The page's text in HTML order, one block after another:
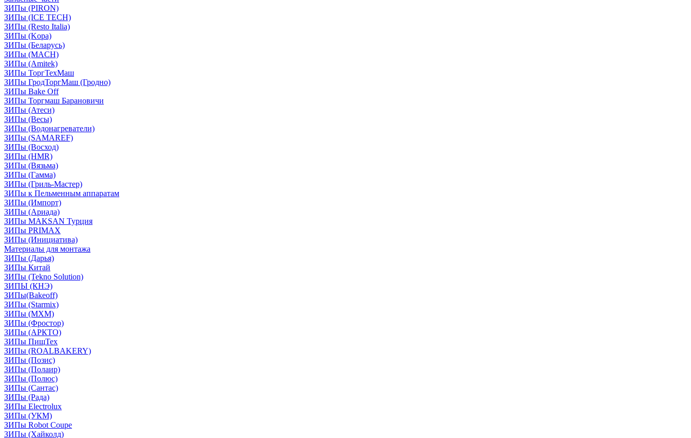
ЗИПы (PIRON)
ЗИПы (ICE TECH)
ЗИПы (Resto Italia)
ЗИПы (Kopa)
ЗИПы (Беларусь)
ЗИПы (MACH)
ЗИПы (Amitek)
ЗИПы ТоргТехМаш
ЗИПы ГродТоргМаш (Гродно)
ЗИПы Bake Off
ЗИПы Торгмаш Барановичи
ЗИПы (Атеси)
ЗИПы (Весы)
ЗИПы (Водонагреватели)
ЗИПы (SAMAREF)
ЗИПы (Восход)
ЗИПы (HMR)
ЗИПы (Вязьма)
ЗИПы (Гамма)
ЗИПы (Гриль-Мастер)
ЗИПы к Пельменным аппаратам
ЗИПы (Импорт)
ЗИПы (Ариада)
ЗИПы MAKSAN Турция
ЗИПы PRIMAX
ЗИПы (Инициатива)
Материалы для монтажа
ЗИПы (Дарья)
ЗИПы Китай
ЗИПы (Tekno Solution)
ЗИПЫ (КНЭ)
ЗИПы(Bakeoff)
ЗИПы (Starmix)
ЗИПы (МХМ)
ЗИПы (Фростор)
ЗИПы (АРКТО)
ЗИПы ПищТех
ЗИПы (ROALBAKERY)
ЗИПы (Позис)
ЗИПы (Полаир)
ЗИПы (Полюс)
ЗИПы (Сантас)
ЗИПы (Рада)
ЗИПы Electrolux
ЗИПы (УКМ)
ЗИПы Robot Coupe
ЗИПы (Хайколд)